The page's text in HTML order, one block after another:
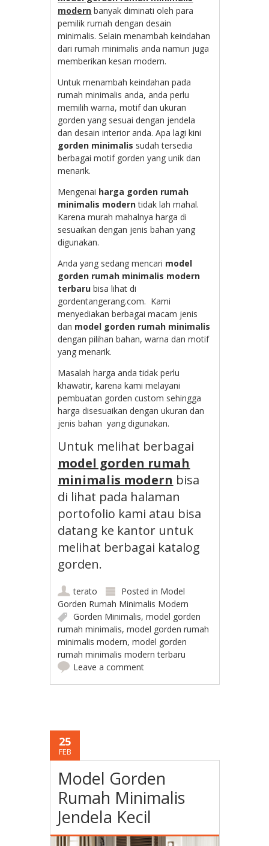
modern banyak diminati oleh para
pemilik rumah dengan desain
minimalis. Selain menambah keindahan
dari rumah minimalis anda namun juga
memberikan kesan modern.
Untuk menambah keindahan pada
rumah minimalis anda, anda perlu
memilih warna, motif dan ukuran
gorden yang sesuai dengan jendela
dan desain interior anda. Apa lagi kini
gorden minimalis sudah tersedia
berbagai motif gorden yang unik dan
menarik.
Mengenai harga gorden rumah
minimalis moderntidak lah mahal.
Karena murah mahalnya harga di
sesuaikan dengan jenis bahan yang
digunakan.
Anda yang sedang mencari model
gorden rumah minimalis modern
terbaru bisa lihat di
gordentangerang.com. Kami
menyediakan berbagai macam jenis
dan model gorden rumah minimalis
dengan pilihan bahan, warna dan motif
yang menarik.
Masalah harga anda tidak perlu
khawatir, karena kami melayani
pembuatan gorden custom sehingga
harga disesuaikan dengan ukuran dan
jenis bahan yang digunakan.
Untuk melihat berbagai
model gorden rumah
minimalis modern bisa
di lihat pada halaman
portofolio kami atau bisa
datang ke kantor untuk
melihat berbagai katalog
gorden.
terato Posted in Model
Gorden Rumah Minimalis Modern
Gorden Minimalis,model gorden
rumah minimalis,model gorden rumah
minimalis modern,model gorden
rumah minimalis modern terbaru
Leave a comment
25
FEB
Model Gorden
Rumah Minimalis
Jendela Kecil